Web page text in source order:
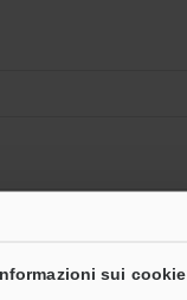
sui cookie